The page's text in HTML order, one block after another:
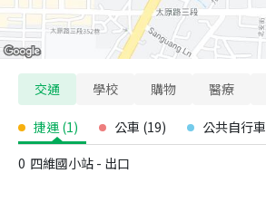
交通 學校 購物 醫療
捷運 (1) 公車 (19) 公共自行車
0 四維國小站 - 出口